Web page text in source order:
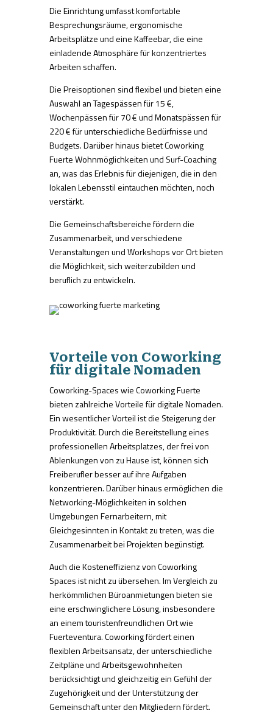
Die Einrichtung umfasst komfortable
Besprechungsräume, ergonomische
Arbeitsplätze und eine Kaffeebar, die eine
einladende Atmosphäre für konzentriertes
Arbeiten schaffen.
Die Preisoptionen sind flexibel und bieten eine
Auswahl an Tagespässen für 15 €,
Wochenpässen für 70 € und Monatspässen für
220 € für unterschiedliche Bedürfnisse und
Budgets. Darüber hinaus bietet Coworking
Fuerte Wohnmöglichkeiten und Surf-Coaching
an, was das Erlebnis für diejenigen, die in den
lokalen Lebensstil eintauchen möchten, noch
verstärkt.
Die Gemeinschaftsbereiche fördern die
Zusammenarbeit, und verschiedene
Veranstaltungen und Workshops vor Ort bieten
die Möglichkeit, sich weiterzubilden und
beruflich zu entwickeln.
Vorteile von Coworking
für digitale Nomaden
Coworking-Spaces wie Coworking Fuerte
bieten zahlreiche Vorteile für digitale Nomaden.
Ein wesentlicher Vorteil ist die Steigerung der
Produktivität. Durch die Bereitstellung eines
professionellen Arbeitsplatzes, der frei von
Ablenkungen von zu Hause ist, können sich
Freiberufler besser auf ihre Aufgaben
konzentrieren. Darüber hinaus ermöglichen die
Networking-Möglichkeiten in solchen
Umgebungen Fernarbeitern, mit
Gleichgesinnten in Kontakt zu treten, was die
Zusammenarbeit bei Projekten begünstigt.
Auch die Kosteneffizienz von Coworking
Spaces ist nicht zu übersehen. Im Vergleich zu
herkömmlichen Büroanmietungen bieten sie
eine erschwinglichere Lösung, insbesondere
an einem touristenfreundlichen Ort wie
Fuerteventura. Coworking fördert einen
flexiblen Arbeitsansatz, der unterschiedliche
Zeitpläne und Arbeitsgewohnheiten
berücksichtigt und gleichzeitig ein Gefühl der
Zugehörigkeit und der Unterstützung der
Gemeinschaft unter den Mitgliedern fördert.